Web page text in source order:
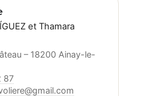
et Thamara
– 18200 Ainay-le-
87